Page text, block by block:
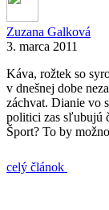
Zuzana Galková
3. marca 2011
Káva, rožtek so
v dnešnej dobe
záchvat. Dianie vo
politici zas sľubujú
Šport? To by
celý článok